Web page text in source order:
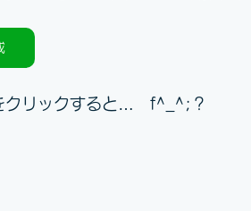
クリックすると…　f^_^;？